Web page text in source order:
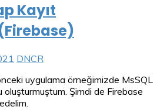
Kayıt
DNCR
uygulama örneğimizde MsSQL
oluşturmuştum. Şimdi de Firebase